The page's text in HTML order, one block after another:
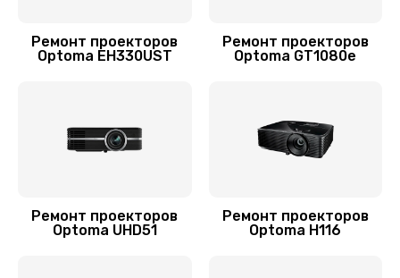
Ремонт проекторов
Optoma EH330UST
Ремонт проекторов
Optoma GT1080e
Ремонт проекторов
Optoma UHD51
Ремонт проекторов
Optoma H116